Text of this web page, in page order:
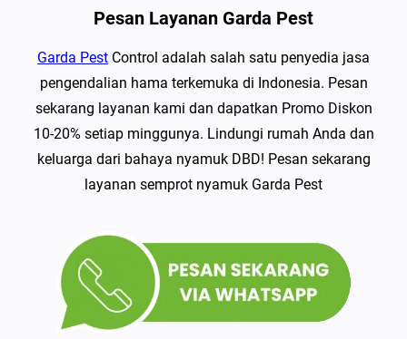
Pesan Layanan Garda Pest
Garda Pest Control adalah salah satu penyedia jasa
pengendalian hama terkemuka di Indonesia. Pesan
sekarang layanan kami dan dapatkan Promo Diskon
10-20% setiap minggunya. Lindungi rumah Anda dan
keluarga dari bahaya nyamuk DBD! Pesan sekarang
layanan semprot nyamuk Garda Pest